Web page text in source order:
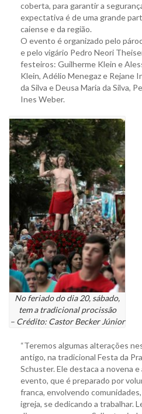
coberta, para garantir a
expectativa é de uma grande
caiense e da região.
O evento é organizado pelo
e pelo vigário Pedro Neori
festeiros: Guilherme Klein e
Klein, Adélio Menegaz e Rejane
da Silva e Deusa Maria da Silva,
Ines Weber.
No feriado do dia 20, sábado,
tem a tradicional procissão
– Crédito: Castor Becker Júnior
“Teremos algumas alterações
antigo, na tradicional Festa da
Schuster. Ele destaca a novena
evento, que é preparado por
franca, envolvendo
igreja, se dedicando a trabalhar.